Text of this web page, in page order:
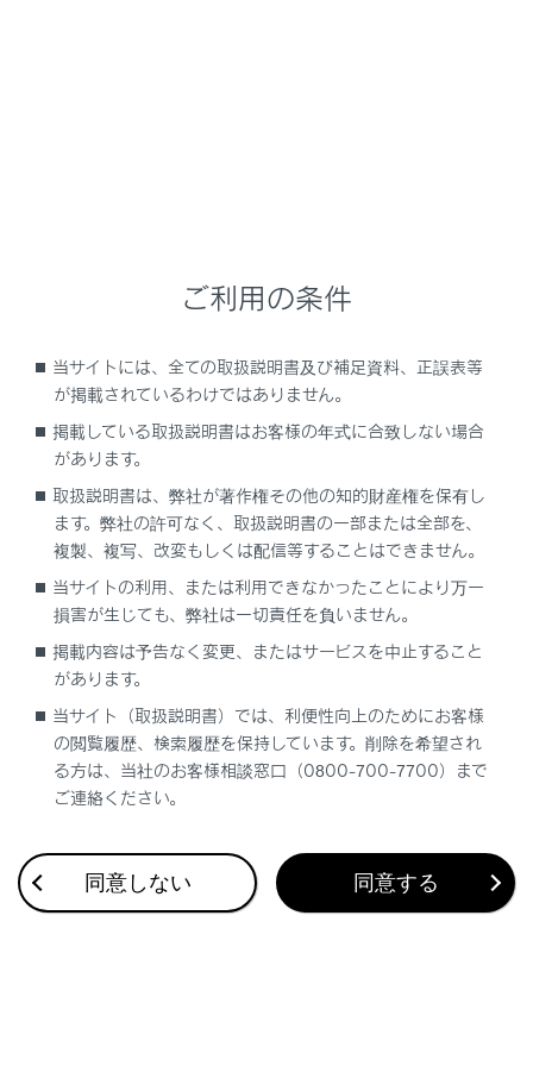
LTA（レーントレーシングアシスト）
合わせて見られているページ
低速時に障害物との接近を検知して音と画面で知らせる
運転を補助する装置の一覧
Advanced Parkメインスイッチを押して駐車操作を支援する
ご利用の条件
当サイトには、全ての取扱説明書及び補足資料、正誤表等
が掲載されているわけではありません。
掲載している取扱説明書はお客様の年式に合致しない場合
があります。
取扱説明書は、弊社が著作権その他の知的財産権を保有し
ます。弊社の許可なく、取扱説明書の一部または全部を、
複製、複写、改変もしくは配信等することはできません。
当サイトの利用、または利用できなかったことにより万一
損害が生じても、弊社は一切責任を負いません。
掲載内容は予告なく変更、またはサービスを中止すること
があります。
当サイト（取扱説明書）では、利便性向上のためにお客様
の閲覧履歴、検索履歴を保持しています。削除を希望され
る方は、当社のお客様相談窓口（0800-700-7700）まで
ご連絡ください。
同意しない 同意する